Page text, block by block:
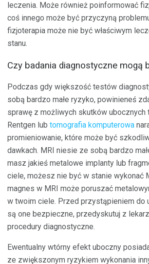
leczenia. Może również poinformować
coś innego może być przyczyną
fizjoterapia może nie być właściwym
stanu.
Czy badania diagnostyczne mogą
Podczas gdy większość testów
sobą bardzo małe ryzyko, powinieneś
sprawę z możliwych skutków ubocznych
Rentgen lub tomografia komputerowa
promieniowanie, które może być
dawkach. MRI niesie ze sobą bardzo
masz jakieś metalowe implanty lub
ciele, możesz nie być w stanie wykonać
magnes w MRI może poruszać
w twoim ciele. Przed przystąpieniem do
są one bezpieczne, przedyskutuj z
procedury diagnostyczne.
Ewentualny wtórny efekt uboczny
ze zwiększonym ryzykiem wykonania